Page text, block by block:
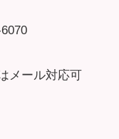
ール対応可